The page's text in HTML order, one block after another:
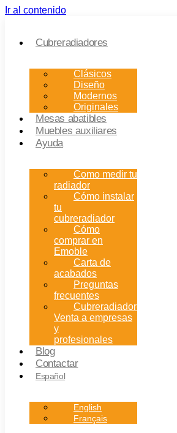
Ir al contenido
Cubreradiadores
Clásicos
Diseño
Modernos
Originales
Mesas abatibles
Muebles auxiliares
Ayuda
Como medir tu
radiador
Cómo instalar
tu
cubreradiador
Cómo
comprar en
Emoble
Carta de
acabados
Preguntas
frecuentes
Cubreradiadores:
Venta a empresas
y
profesionales
Blog
Contactar
Español
English
Français